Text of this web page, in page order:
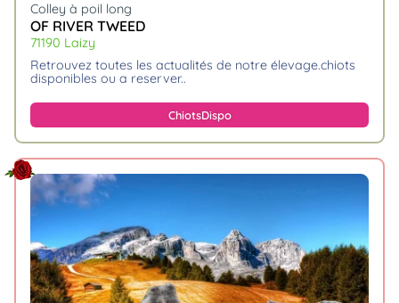
Colley à poil long
OF RIVER TWEED
71190 Laizy
retrouvez toutes les actualités de notre élevage.chiots
disponibles ou a reserver
ChiotsDispo